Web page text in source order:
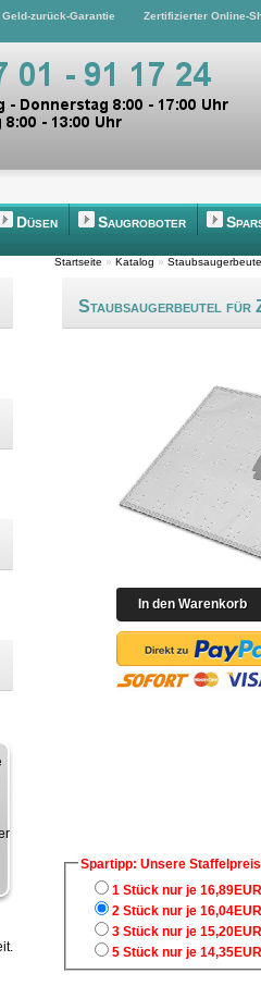
Geld-zurück-Garantie Zertifizierter Online-
Düsen Saugroboter
Startseite » Katalog »
Staubsaugerbeutel für
Spartipp: Unsere
1 Stück nur je 16,89EUR
2 Stück nur je 16,04EUR
3 Stück nur je 15,20EUR
5 Stück nur je 14,35EUR